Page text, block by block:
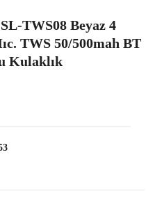
TWS08 Beyaz 4
TWS 50/500mah BT
Kulaklık